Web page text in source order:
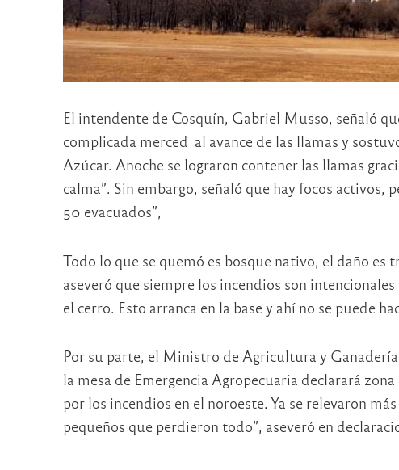
El intendente de Cosquín, Gabriel Musso, señaló
complicada merced al avance de las llamas y
Azúcar. Anoche se lograron contener las llamas
calma”. Sin embargo, señaló que hay focos activos,
50 evacuados”,
Todo lo que se quemó es bosque nativo, el daño
aseveró que siempre los incendios son
el cerro. Esto arranca en la base y ahí no se puede
Por su parte, el Ministro de Agricultura y
la mesa de Emergencia Agropecuaria declarará
por los incendios en el noroeste. Ya se relevaron
pequeños que perdieron todo”, aseveró en